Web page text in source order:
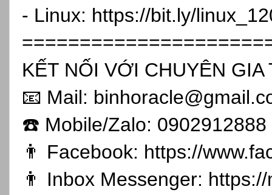
- Linux: https://bit.ly/
KẾT NỐI VỚI CHUYÊN GIA
📧 Mail:
☎️ Mobile/Zalo: 0902912888
👨 Facebook: https://
👨 Inbox Messenger: